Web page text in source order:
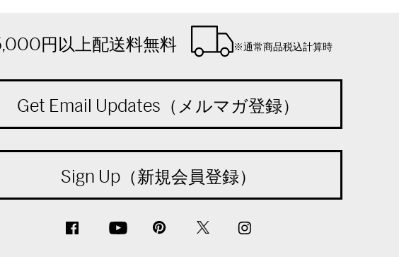
円以上配送料無料 ※通常商品税込計算時
Get Email Updates（メルマガ登録）
Sign Up（新規会員登録）